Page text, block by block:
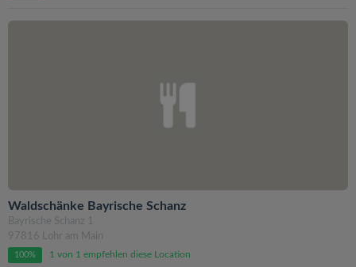
Waldschänke Bayrische Schanz
Bayrische Schanz 1
97816 Lohr am Main
100% 1 von 1 empfehlen diese Location